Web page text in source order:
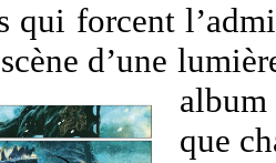
qui forcent
d’une
que